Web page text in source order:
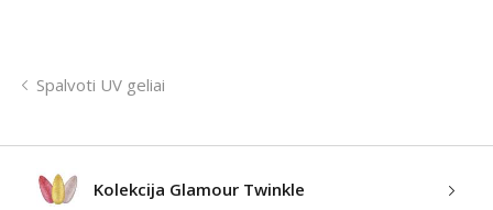
Spalvoti UV geliai
Kolekcija Glamour Twinkle